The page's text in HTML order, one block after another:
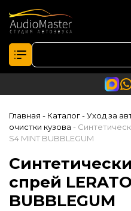
Главная - Каталог- Уход за
очистки кузова -
S4 MINT BUBBLEGUM
спрей
BUBBLEGUM